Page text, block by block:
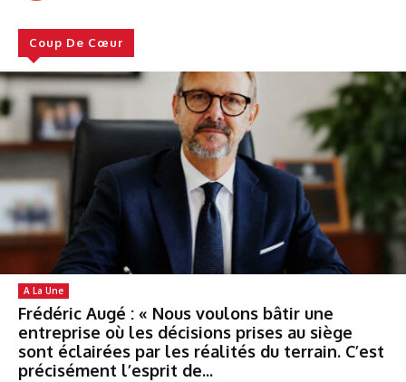
Coup De Cœur
A La Une
Frédéric Augé : « Nous voulons bâtir une
entreprise où les décisions prises au siège
sont éclairées par les réalités du terrain. C’est
précisément l’esprit de...